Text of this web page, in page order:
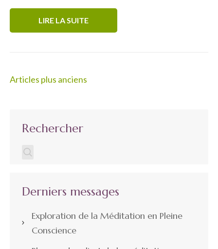
LIRE LA SUITE
Navigation
Articles plus anciens
Rechercher
Derniers messages
Exploration de la Méditation en Pleine
Conscience